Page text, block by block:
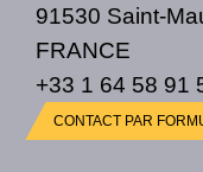
91530 Saint-
FRANCE
+33 1 64 58 91
CONTACT PAR